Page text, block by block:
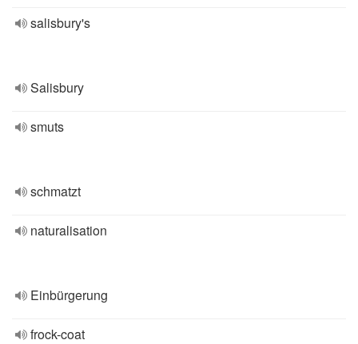
salisbury's
Salisbury
smuts
schmatzt
naturalisation
Einbürgerung
frock-coat